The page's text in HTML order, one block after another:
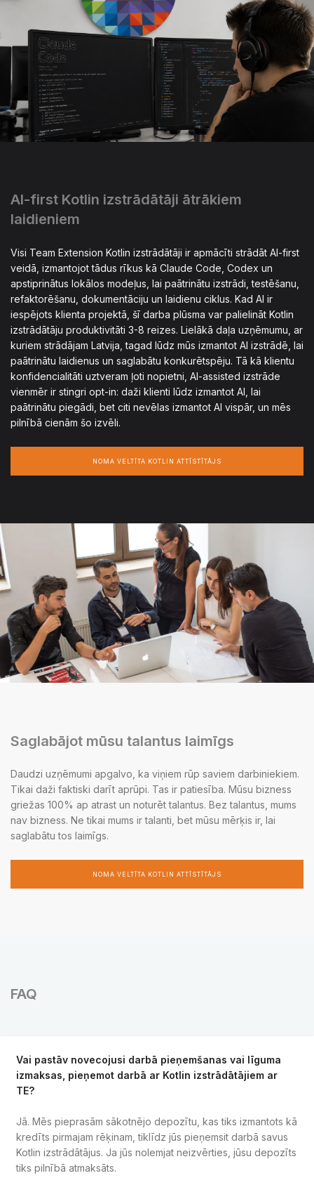
AI-first Kotlin izstrādātāji ātrākiem
laidieniem
Visi Team Extension Kotlin izstrādātāji ir apmācīti strādāt AI-first
veidā, izmantojot tādus rīkus kā Claude Code, Codex un
apstiprinātus lokālos modeļus, lai paātrinātu izstrādi, testēšanu,
refaktorēšanu, dokumentāciju un laidienu ciklus. Kad AI ir
iespējots klienta projektā, šī darba plūsma var palielināt Kotlin
izstrādātāju produktivitāti 3-8 reizes. Lielākā daļa uzņēmumu, ar
kuriem strādājam Latvija, tagad lūdz mūs izmantot AI izstrādē, lai
paātrinātu laidienus un saglabātu konkurētspēju. Tā kā klientu
konfidencialitāti uztveram ļoti nopietni, AI-assisted izstrāde
vienmēr ir stingri opt-in: daži klienti lūdz izmantot AI, lai
paātrinātu piegādi, bet citi nevēlas izmantot AI vispār, un mēs
pilnībā cienām šo izvēli.
NOMA VELTĪTA KOTLIN ATTĪSTĪTĀJS
Saglabājot mūsu talantus laimīgs
Daudzi uzņēmumi apgalvo, ka viņiem rūp saviem darbiniekiem.
Tikai daži faktiski darīt aprūpi. Tas ir patiesība. Mūsu bizness
griežas 100% ap atrast un noturēt talantus. Bez talantus, mums
nav bizness. Ne tikai mums ir talanti, bet mūsu mērķis ir, lai
saglabātu tos laimīgs.
NOMA VELTĪTA KOTLIN ATTĪSTĪTĀJS
FAQ
Vai pastāv novecojusi darbā pieņemšanas vai līguma
izmaksas, pieņemot darbā ar Kotlin izstrādātājiem ar
TE?
Jā. Mēs pieprasām sākotnējo depozītu, kas tiks izmantots kā
kredīts pirmajam rēķinam, tiklīdz jūs pieņemsit darbā savus
Kotlin izstrādātājus. Ja jūs nolemjat neizvērties, jūsu depozīts
tiks pilnībā atmaksāts.